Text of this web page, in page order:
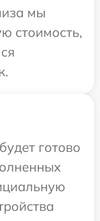
мы
стоимость,
готово